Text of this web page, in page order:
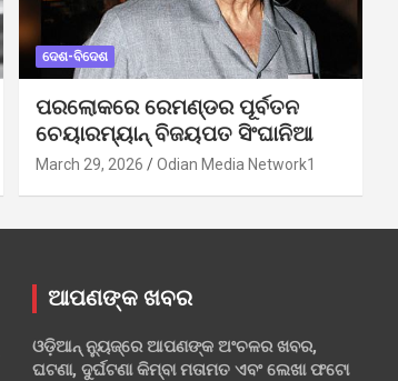
ଦେଶ-ବିଦେଶ
ପରଲୋକରେ ରେମଣ୍ଡର ପୂର୍ବତନ
ଚେୟାରମ୍ୟାନ୍ ବିଜୟପତ ସିଂଘାନିଆ
March 29, 2026 Odian Media Network1
ଆପଣଙ୍କ ଖବର
ଓଡ଼ିଆନ୍ ନ୍ୟୁଜ୍‌ରେ ଆପଣଙ୍କ ଅଂଚଳର ଖବର,
ଘଟଣା, ଦୁର୍ଘଟଣା କିମ୍ବା ମତାମତ ଏବଂ ଲେଖା ଫଟୋ